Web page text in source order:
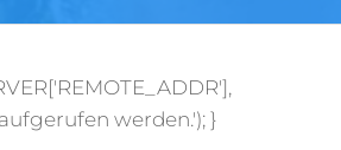
werden.'); }